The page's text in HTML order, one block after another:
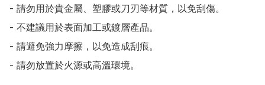
- 請勿用於貴金屬、塑膠或刀刃等材質，以免刮傷。
- 不建議用於表面加工或鍍層產品。
- 請避免強力摩擦，以免造成刮痕。
- 請勿放置於火源或高溫環境。